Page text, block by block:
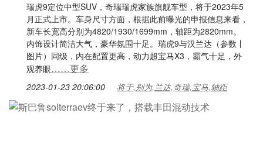
瑞虎9定位中型SUV，奇瑞瑞虎家族旗舰车型，将于2023年5
月正式上市。车身尺寸方面，根据此前曝光的申报信息来看，
新车长宽高分别为4820/1930/1699mm，轴距为2820mm。
内饰设计简洁大气，豪华氛围十足。瑞虎9与汉兰达（参数丨
图片）同级，内在配置更高，动力超宝马X3，霸气十足，外
观养眼……更多
2023-01-23 20:06:00 将于,别为,兰达,奇瑞,宝马,轴距